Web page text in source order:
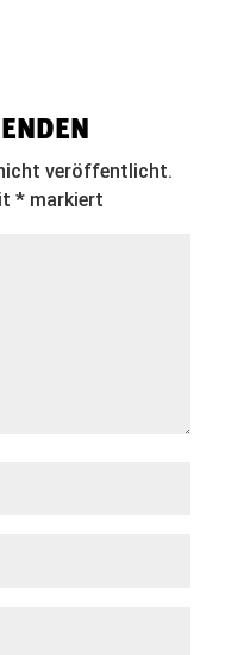
veröffentlicht.
*markiert